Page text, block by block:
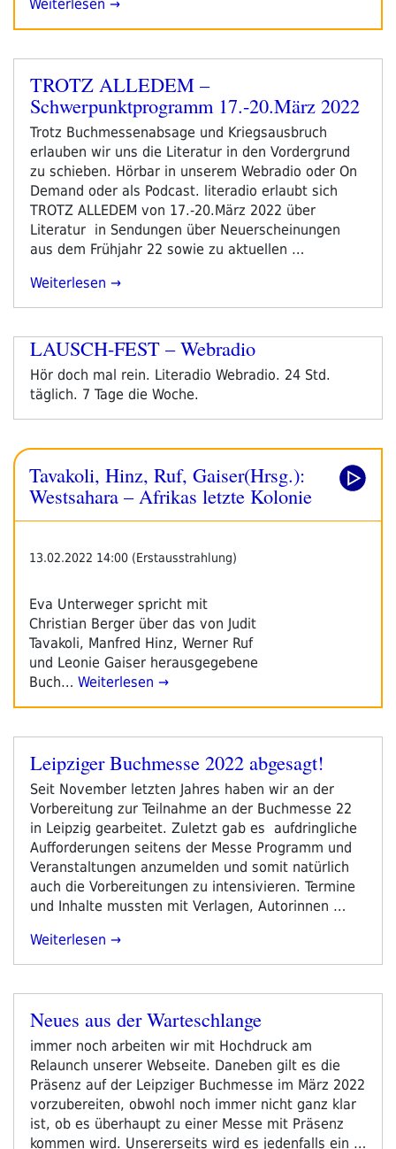
Weiterlesen →
Veröffentlicht
am
TROTZ ALLEDEM –
Schwerpunktprogramm 17.-20.März 2022
Trotz Buchmessenabsage und Kriegsausbruch
erlauben wir uns die Literatur in den Vordergrund
zu schieben. Hörbar in unserem Webradio oder On
Demand oder als Podcast. literadio erlaubt sich
TROTZ ALLEDEM von 17.-20.März 2022 über
Literatur in Sendungen über Neuerscheinungen
aus dem Frühjahr 22 sowie zu aktuellen …
„TROTZ
Schwerpunktprogramm
17.-20.März
2022“
Weiterlesen
LAUSCH-FEST – Webradio
Hör doch mal rein. Literadio Webradio. 24 Std.
täglich. 7 Tage die Woche.
Tavakoli, Hinz, Ruf, Gaiser(Hrsg.):
Westsahara – Afrikas letzte Kolonie
13.02.2022 14:00 (Erstausstrahlung)
Eva Unterweger spricht mit
Christian Berger über das von Judit
Tavakoli, Manfred Hinz, Werner Ruf
und Leonie Gaiser herausgegebene
Buch… Weiterlesen →
Veröffentlicht
Leipziger Buchmesse 2022 abgesagt!
Seit November letzten Jahres haben wir an der
Vorbereitung zur Teilnahme an der Buchmesse 22
in Leipzig gearbeitet. Zuletzt gab es aufdringliche
Aufforderungen seitens der Messe Programm und
Veranstaltungen anzumelden und somit natürlich
auch die Vorbereitungen zu intensivieren. Termine
und Inhalte mussten mit Verlagen, Autorinnen …
„Leipziger
Abgesagt!“
Weiterlesen
Veröffentlicht
Neues aus der Warteschlange
immer noch arbeiten wir mit Hochdruck am
Relaunch unserer Webseite. Daneben gilt es die
Präsenz auf der Leipziger Buchmesse im März 2022
vorzubereiten, obwohl noch immer nicht ganz klar
ist, ob es überhaupt zu einer Messe mit Präsenz
kommen wird. Unsererseits wird es jedenfalls ein …